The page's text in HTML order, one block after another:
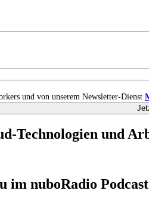
und von unserem Newsletter-Dienst
Technologien und
im nuboRadio